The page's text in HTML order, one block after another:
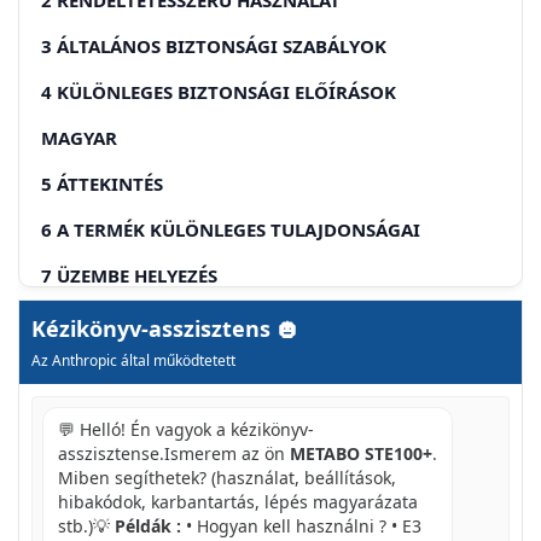
3 ÁLTALÁNOS BIZTONSÁGI SZABÁLYOK
4 KÜLÖNLEGES BIZTONSÁGI ELŐÍRÁSOK
MAGYAR
5 ÁTTEKINTÉS
6 A TERMÉK KÜLÖNLEGES TULAJDONSÁGAI
7 ÜZEMBE HELYEZÉS
LYUKFÜRÉSZ-LAP BEHELYEZÉSE
8 HASZNÁLAT
EDITION
BEKAPCSOLÁS
KIKAPCSOLÁS
Kézikönyv-asszisztens
Az Anthropic által működtetett
💬 Helló! Én vagyok a kézikönyv-
asszisztense.Ismerem az ön METABO STE100+.
Miben segíthetek? (használat, beállítások,
hibakódok, karbantartás, lépés magyarázata
stb.)💡 Példák : • Hogyan kell használni ? • E3